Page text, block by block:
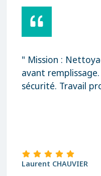
" Mission :
avant
sécurité. Travail
Laurent CHAUVIER